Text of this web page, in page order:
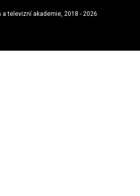
televizní akademie, 2018 - 2026